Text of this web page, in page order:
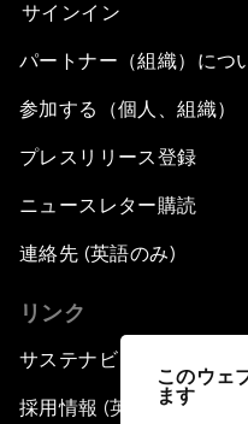
このウェ
ます
サインイン
パートナー（組織）につ
参加する（個人、組織）
プレスリリース登録
ニュースレター購読
連絡先 (英語のみ)
リンク
サステナビリティへの取
採用情報 (英語のみ)